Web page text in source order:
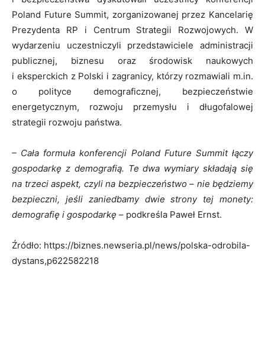
Poland Future Summit, zorganizowanej przez Kancelarię
Prezydenta RP i Centrum Strategii Rozwojowych. W
wydarzeniu uczestniczyli przedstawiciele administracji
publicznej, biznesu oraz środowisk naukowych
i eksperckich z Polski i zagranicy, którzy rozmawiali m.in.
o polityce demograficznej, bezpieczeństwie
energetycznym, rozwoju przemysłu i długofalowej
strategii rozwoju państwa.
– Cała formuła konferencji Poland Future Summit łączy
gospodarkę z demografią. Te dwa wymiary składają się
na trzeci aspekt, czyli na bezpieczeństwo – nie będziemy
bezpieczni, jeśli zaniedbamy dwie strony tej monety:
demografię i gospodarkę – podkreśla Paweł Ernst.
Źródło: https://biznes.newseria.pl/news/polska-odrobila-
dystans,p622582218